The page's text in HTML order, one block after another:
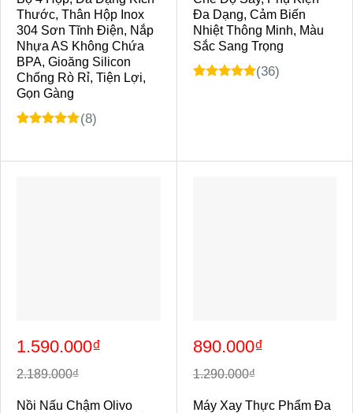
Thước, Thân Hộp Inox
304 Sơn Tĩnh Điện, Nắp
Nhựa AS Không Chứa
BPA, Gioăng Silicon
Chống Rò Rỉ, Tiện Lợi,
Gọn Gàng
đánh giá
(8)
Đa Dạng, Cảm Biến
Nhiệt Thông Minh, Màu
Sắc Sang Trọng
(36)
2.189.000₫
Giá
gốc
2.189.000₫.
1.590.000₫
Giá
hiện
là:
1.590.000₫.
Nồi Nấu Chậm Olivo
1.290.000₫
Giá
gốc
1.290.000₫.
890.000₫
Giá
hiện
là:
890.000₫.
Máy Xay Thực Phẩm Đa